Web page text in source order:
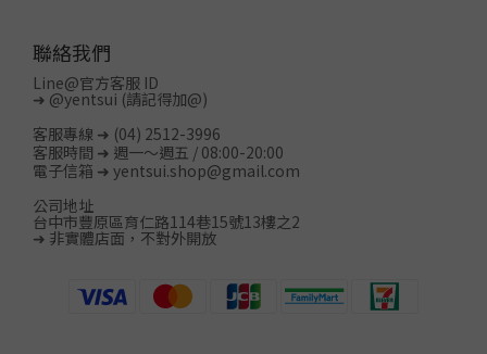
聯絡我們
Line@官方客服 ID
➜ @yentsui (請記得加@)
客服專線 ➜ (04) 2512-3996
客服時間 ➜ 週一～週五 / 08:00-20:00
電子信箱 ➜ yentsui.shop@gmail.com
公司地址
台中市豐原區育仁路114巷15號13樓之2
➜ 非實體店面，不對外開放